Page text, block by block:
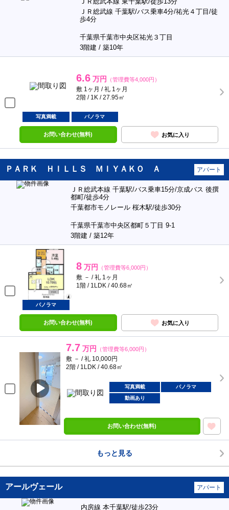
ＪＲ総武線 千葉駅/バス乗車4分/祐光４丁目/徒
歩4分
千葉県千葉市中央区祐光３丁目
3階建 / 築10年
6.6 万円 （管理費等4,000円）
敷 1ヶ月 / 礼 1ヶ月
2階 / 1K / 27.95㎡
写真満載 パノラマ
お問い合わせ(無料) お気に入り
ＰＡＲＫ ＨＩＬＬＳ ＭＩＹＡＫＯ Ａ アパート
ＪＲ総武本線 千葉駅/バス乗車15分/京成バス 後撰
都町/徒歩4分
千葉都市モノレール 桜木駅/徒歩30分
千葉県千葉市中央区都町５丁目 9-1
3階建 / 築12年
8 万円 （管理費等6,000円）
敷 － / 礼 1ヶ月
1階 / 1LDK / 40.68㎡
パノラマ
お問い合わせ(無料) お気に入り
7.7 万円 （管理費等6,000円）
敷 － / 礼 10,000円
2階 / 1LDK / 40.68㎡
写真満載
パノラマ
動画あり
お問い合わせ(無料)
もっと見る
アールヴェール アパート
内房線 本千葉駅/徒歩23分